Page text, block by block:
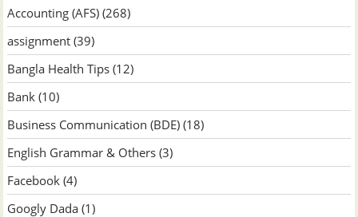
Accounting (AFS) (268)
assignment (39)
Bangla Health Tips (12)
Bank (10)
Business Communication (BDE) (18)
English Grammar & Others (3)
Facebook (4)
Googly Dada (1)